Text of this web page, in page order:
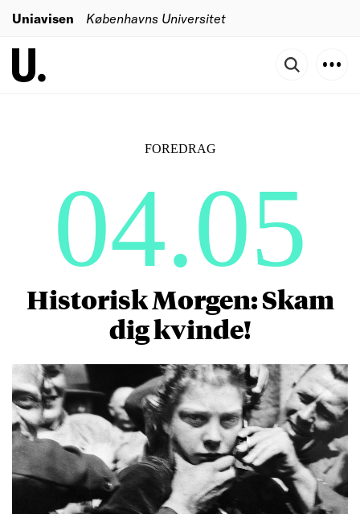
Uniavisen Københavns Universitet
FOREDRAG
04.05
Historisk Morgen: Skam
dig kvinde!